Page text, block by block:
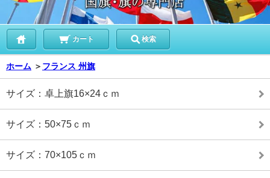
カート 検索
ホーム ＞ フランス 州旗
サイズ：卓上旗16×24ｃｍ
サイズ：50×75ｃｍ
サイズ：70×105ｃｍ